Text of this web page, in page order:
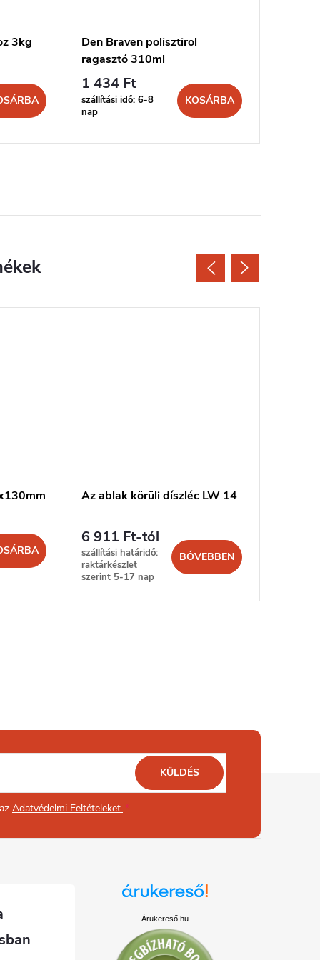
3kg
Den Braven polisztirol
ragasztó 310ml
1 434 Ft
szállítási idő: 6-8
nap
KOSÁRBA
Az ablak körüli díszléc LW 14
6 911 Ft-tól
szállítási határidő:
raktárkészlet
szerint 5-17 nap
BŐVEBBEN
Adatvédelmi Feltételeket.
KÜLDÉS
Árukereső.hu